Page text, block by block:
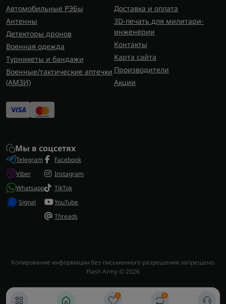
0 0
специалистов.
Автомобильные РЭБы
Антенны
Детекторы дронов
Военная одежда
Турникеты и бандажи
Военные/тактические аптечки
(AMЗИ)
Доставка и оплата
3D-печать для милитари-
инженерии
Контакты
Карта сайта
Производители
Акции
Мы в соцсетях
Telegram
Viber
Whatsapp
Signal
Facebook
Instagram
TikTok
YouTube
Threads
Копирование информации без письменного разрешения запрещено.
Flash Army © 2026